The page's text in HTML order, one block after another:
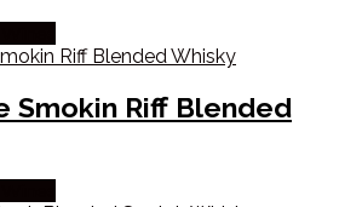
Smokin Riff Blended